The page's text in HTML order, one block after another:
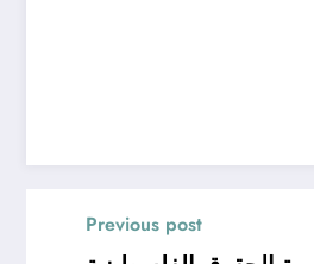
Previous post